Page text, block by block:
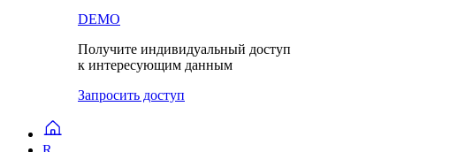
Оцените структуру и качество данных
в публичном демо-доступе
DEMO
Получите индивидуальный доступ